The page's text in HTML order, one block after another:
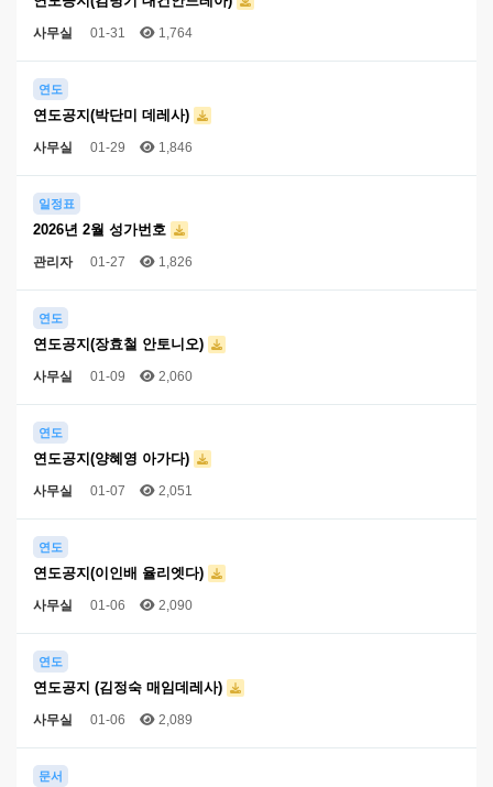
사무실 01-31 1,764
연도
연도공지(박단미 데레사)
사무실 01-29 1,846
일정표
2026년 2월 성가번호
관리자 01-27 1,826
연도
연도공지(장효철 안토니오)
사무실 01-09 2,060
연도
연도공지(양혜영 아가다)
사무실 01-07 2,051
연도
연도공지(이인배 율리엣다)
사무실 01-06 2,090
연도
연도공지 (김정숙 매임데레사)
사무실 01-06 2,089
문서